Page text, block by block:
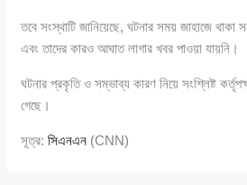
তবে সংস্থাটি জানিয়েছে, ঘটনার সময় জাহাজে
এবং তাদের কারও আঘাত লাগার খবর পাওয়া যায়নি।
ঘটনার প্রকৃতি ও সম্ভাব্য কারণ নিয়ে সংশ্লিষ্ট
গেছে।
সূত্র:সিএনএন (CNN)